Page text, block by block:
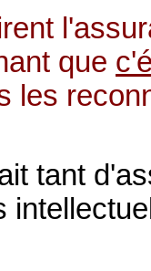
que
les
tant